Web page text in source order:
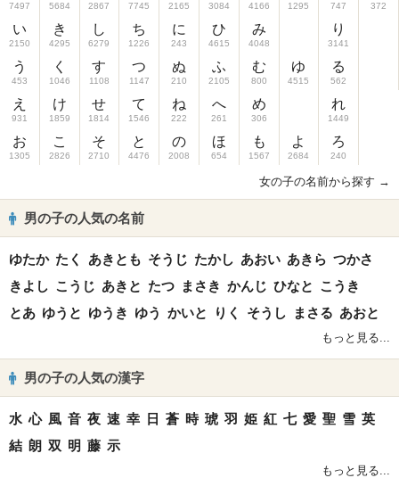
7497
い
2150
う
453
え
931
お
1305
5684
き
4295
く
1046
け
1859
こ
2826
2867
し
6279
す
1108
せ
1814
そ
2710
7745
ち
1226
つ
1147
て
1546
と
4476
2165
に
243
ぬ
210
ね
222
の
2008
3084
ひ
4615
ふ
2105
へ
261
ほ
654
4166
み
4048
む
800
め
306
も
1567
1295
ゆ
4515
よ
2684
747
り
3141
る
562
れ
1449
ろ
240
372
女の子の名前から探す →
男の子の人気の名前
ゆたか たく あきとも そうじ たかし あおい あきら つかさ
きよし こうじ あきと たつ まさき かんじ ひなと こうき
とあ ゆうと ゆうき ゆう かいと りく そうし まさる あおと
もっと見る...
男の子の人気の漢字
水 心 風 音 夜 速 幸 日 蒼 時 琥 羽 姫 紅 七 愛 聖 雪 英
結 朗 双 明 藤 示
もっと見る...